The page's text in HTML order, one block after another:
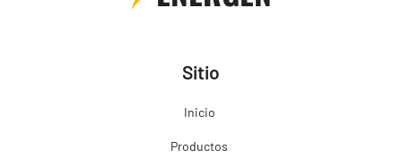
Sitio
Inicio
Productos